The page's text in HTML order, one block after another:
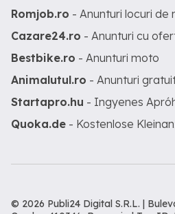
Romjob.ro - Anunturi locuri de
Cazare24.ro - Anunturi cu
Bestbike.ro - Anunturi moto
Animalutul.ro - Anunturi
Startapro.hu - Ingyenes
Quoka.de - Kostenlose
© 2026 Publi24 Digital S.R.L. |